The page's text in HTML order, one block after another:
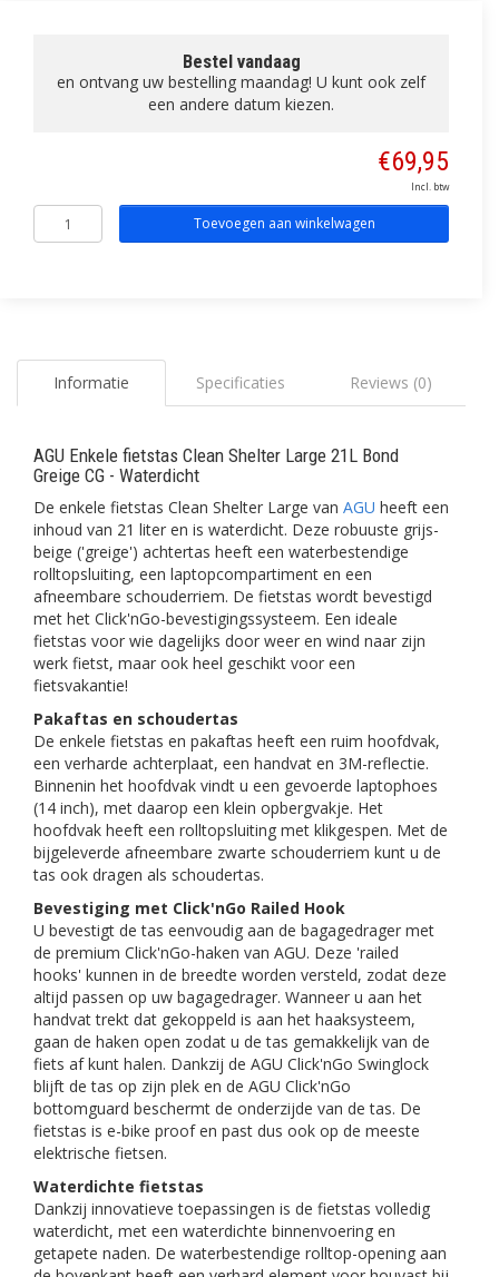
Bestel vandaag
en ontvang uw bestelling maandag! U kunt ook zelf
een andere datum kiezen.
€69,95
Incl. btw
Toevoegen aan winkelwagen
Informatie Specificaties Reviews (0)
AGU Enkele fietstas Clean Shelter Large 21L Bond
Greige CG - Waterdicht
De enkele fietstas Clean Shelter Large van AGU heeft een
inhoud van 21 liter en is waterdicht. Deze robuuste grijs-
beige ('greige') achtertas heeft een waterbestendige
rolltopsluiting, een laptopcompartiment en een
afneembare schouderriem. De fietstas wordt bevestigd
met het Click'nGo-bevestigingssysteem. Een ideale
fietstas voor wie dagelijks door weer en wind naar zijn
werk fietst, maar ook heel geschikt voor een
fietsvakantie!
Pakaftas en schoudertas
De enkele fietstas en pakaftas heeft een ruim hoofdvak,
een verharde achterplaat, een handvat en 3M-reflectie.
Binnenin het hoofdvak vindt u een gevoerde laptophoes
(14 inch), met daarop een klein opbergvakje. Het
hoofdvak heeft een rolltopsluiting met klikgespen. Met de
bijgeleverde afneembare zwarte schouderriem kunt u de
tas ook dragen als schoudertas.
Bevestiging met Click'nGo Railed Hook
U bevestigt de tas eenvoudig aan de bagagedrager met
de premium Click'nGo-haken van AGU. Deze 'railed
hooks' kunnen in de breedte worden versteld, zodat deze
altijd passen op uw bagagedrager. Wanneer u aan het
handvat trekt dat gekoppeld is aan het haaksysteem,
gaan de haken open zodat u de tas gemakkelijk van de
fiets af kunt halen. Dankzij de AGU Click'nGo Swinglock
blijft de tas op zijn plek en de AGU Click'nGo
bottomguard beschermt de onderzijde van de tas. De
fietstas is e-bike proof en past dus ook op de meeste
elektrische fietsen.
Waterdichte fietstas
Dankzij innovatieve toepassingen is de fietstas volledig
waterdicht, met een waterdichte binnenvoering en
getapete naden. De waterbestendige rolltop-opening aan